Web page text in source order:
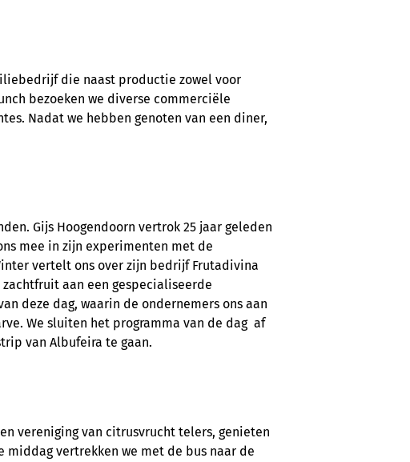
die naast productie zowel voor
bezoeken we diverse commerciële
Nadat we hebben genoten van een diner,
Gijs Hoogendoorn vertrok 25 jaar geleden
mee in zijn experimenten met de
vertelt ons over zijn bedrijf Frutadivina
aan een gespecialiseerde
deze dag, waarin de ondernemers ons aan
We sluiten het programma van de dag af
van Albufeira te gaan.
vereniging van citrusvrucht telers, genieten
middag vertrekken we met de bus naar de